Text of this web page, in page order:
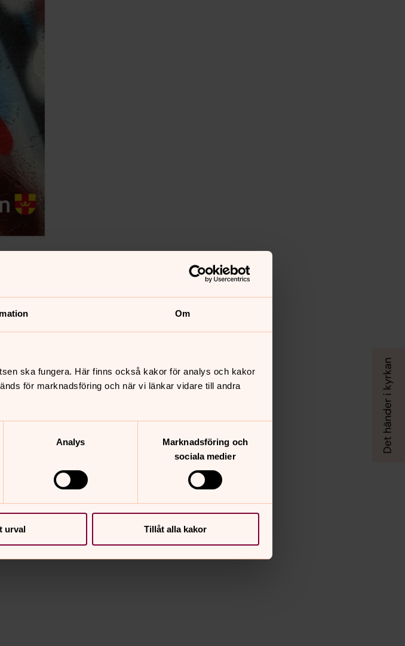
Om
ska fungera. Här finns också kakor för analys och kakor
för marknadsföring och när vi länkar vidare till andra
Analys
Marknadsföring och
sociala medier
urval Tillåt alla kakor